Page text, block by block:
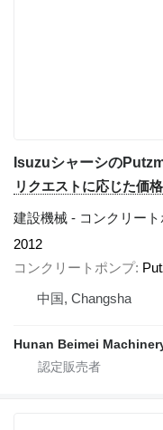
Isuzuシャーシの
リクエストに応じた価格
建設機械 - コンクリー
2012
コンクリートポンプ
中国, Changsha
Hunan Beimei